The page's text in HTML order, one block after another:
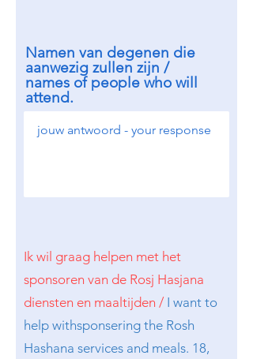
Namen van degenen die
aanwezig zullen zijn /
names of people who will
attend.
Ik wil graag helpen met het
sponsoren van de Rosj Hasjana
diensten en maaltijden / I want to
help withsponsering the Rosh
Hashana services and meals. 18,